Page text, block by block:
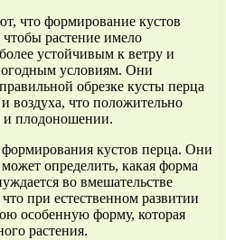
что формирование кустов
растение имело
устойчивым к ветру и
условиям. Они
обрезке кусты перца
воздуха, что положительно
и плодоношении.
кустов перца. Они
определить, какая форма
во вмешательстве
при естественном развитии
особенную форму, которая
растения.